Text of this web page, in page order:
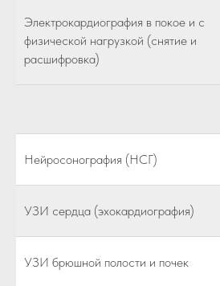
Электрокардиография в покое и с
физической нагрузкой (снятие и
расшифровка)
Нейросонография (НСГ)
УЗИ сердца (эхокардиография)
УЗИ брюшной полости и почек